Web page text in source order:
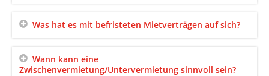
Was hat es mit befristeten Mietverträgen auf sich?
Wann kann eine
Zwischenvermietung/Untervermietung sinnvoll sein?